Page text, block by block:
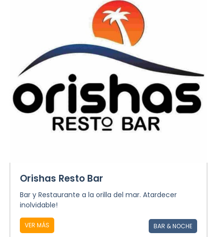
Orishas Resto Bar
Bar y Restaurante a la orilla del mar. Atardecer
inolvidable!
VER MÁS BAR & NOCHE